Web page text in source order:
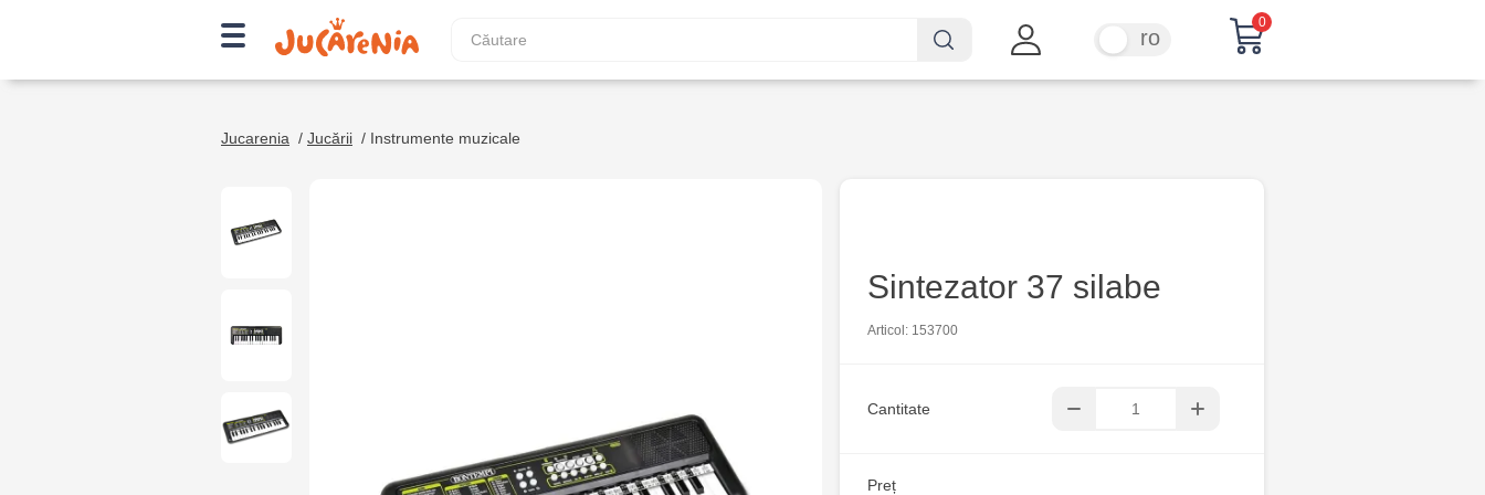
ro
0
Jucarenia / Jucării / Instrumente muzicale
Sintezator 37 silabe
Articol: 153700
Cantitate
Preț